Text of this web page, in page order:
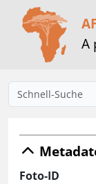
A
Foto-ID